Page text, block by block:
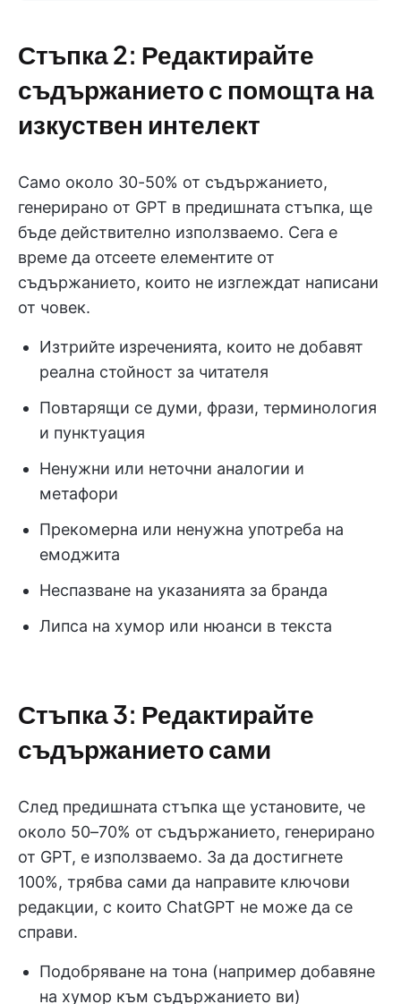
Стъпка 2: Редактирайте
съдържанието с помощта на
изкуствен интелект
Само около 30-50% от съдържанието,
генерирано от GPT в предишната стъпка, ще
бъде действително използваемо. Сега е
време да отсеете елементите от
съдържанието, които не изглеждат написани
от човек.
Изтрийте изреченията, които не добавят
реална стойност за читателя
Повтарящи се думи, фрази, терминология
и пунктуация
Ненужни или неточни аналогии и
метафори
Прекомерна или ненужна употреба на
емоджита
Неспазване на указанията за бранда
Липса на хумор или нюанси в текста
Стъпка 3: Редактирайте
съдържанието сами
След предишната стъпка ще установите, че
около 50–70% от съдържанието, генерирано
от GPT, е използваемо. За да достигнете
100%, трябва сами да направите ключови
редакции, с които ChatGPT не може да се
справи.
Подобряване на тона (например добавяне
на хумор към съдържанието ви)